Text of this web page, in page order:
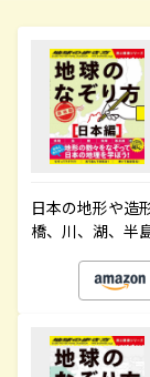
日本の地形や造
橋、川、湖、半